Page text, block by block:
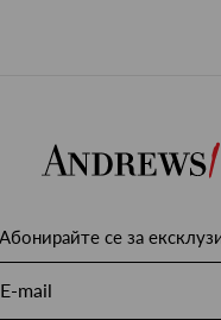
Абонирайте се за